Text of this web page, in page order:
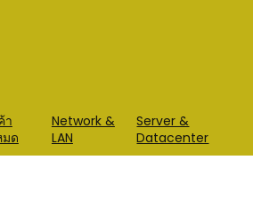
า
ด
Network &
LAN
Server &
Datacenter